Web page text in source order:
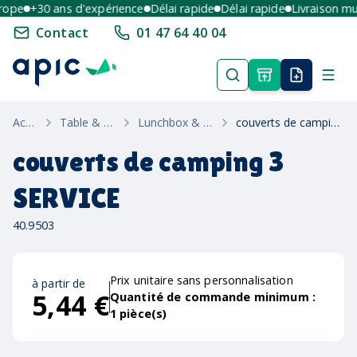
+30 ans d'expérience Délai rapide Délai rapide Livraison
Contact 01 47 64 40 04
Accueil Table & Maison Lunchbox & Couverts couverts de camping 3 SERVICE
couverts de camping 3
SERVICE
40.9503
à partir de
5,44 €
Prix unitaire sans personnalisation
Quantité de commande minimum :
1 pièce(s)